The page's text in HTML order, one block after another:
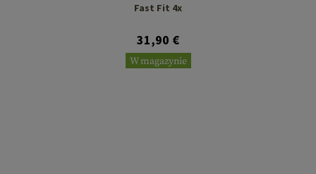
Fast Fit 4x
31,90 €
W magazynie